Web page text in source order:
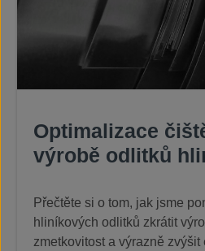
Optimalizace
výrobě odlitků
Přečtěte si o tom, jak jsme
hliníkových odlitků zkrátit
zmetkovitost a výrazně zvýšit